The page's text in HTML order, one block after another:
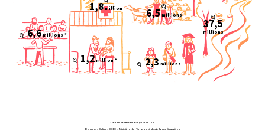
1,8million
6,6millions *
1,2million *
6,5 millions
2,3 millions
37,5
millions
* aide multilatérale française en 2015
Données : Oxfam ‒ OCDE ‒ Ministère de l’Europe et des Affaires étrangères